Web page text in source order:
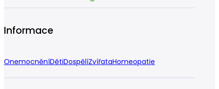
Informace
OnemocněníDětiDospělíZvířataHomeopatie